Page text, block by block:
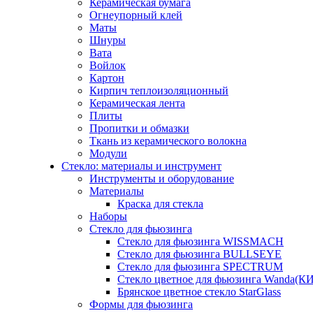
Керамическая бумага
Огнеупорный клей
Маты
Шнуры
Вата
Войлок
Картон
Кирпич теплоизоляционный
Керамическая лента
Плиты
Пропитки и обмазки
Ткань из керамического волокна
Модули
Стекло: материалы и инструмент
Инструменты и оборудование
Материалы
Краска для стекла
Наборы
Стекло для фьюзинга
Стекло для фьюзинга WISSMACH
Стекло для фьюзинга BULLSEYE
Стекло для фьюзинга SPECTRUM
Стекло цветное для фьюзинга
Брянское цветное стекло StarGlass
Формы для фьюзинга